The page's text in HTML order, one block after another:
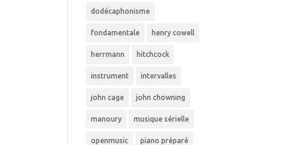
dodécaphonisme
fondamentale henry cowell
herrmann hitchcock
instrument intervalles
john cage john chowning
manoury musique sérielle
openmusic piano préparé